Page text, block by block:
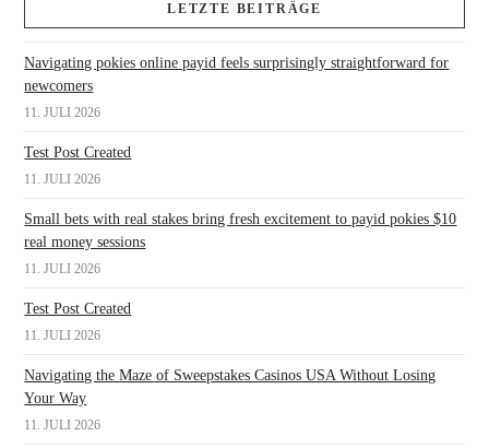
LETZTE BEITRÄGE
Navigating pokies online payid feels surprisingly straightforward for
newcomers
11. JULI 2026
Test Post Created
11. JULI 2026
Small bets with real stakes bring fresh excitement to payid pokies $10
real money sessions
11. JULI 2026
Test Post Created
11. JULI 2026
Navigating the Maze of Sweepstakes Casinos USA Without Losing
Your Way
11. JULI 2026